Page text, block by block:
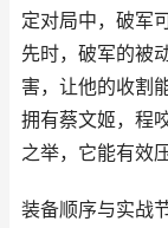
定对局中，破军
先时，破军的被
害，让他的收割
拥有蔡文姬，程
之举，它能有效
装备顺序与实战节